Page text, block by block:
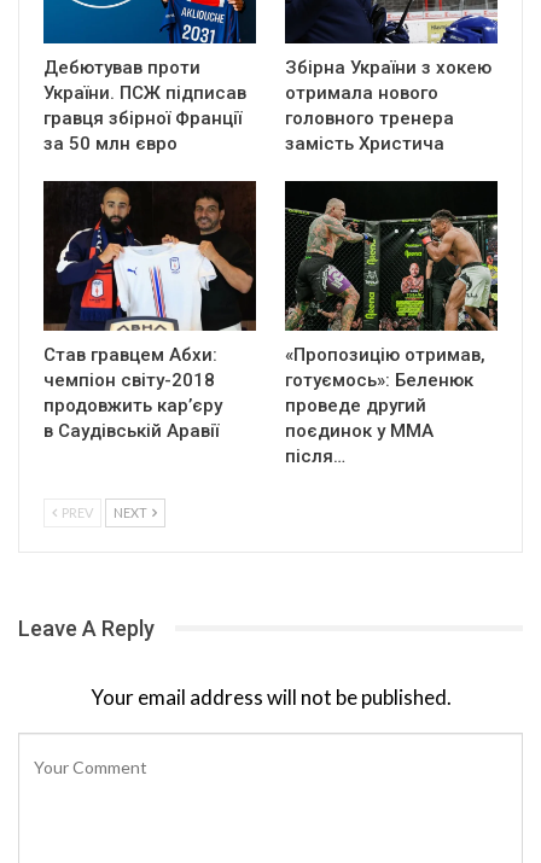
Дебютував проти
України. ПСЖ підписав
гравця збірної Франції
за 50 млн євро
Збірна України з хокею
отримала нового
головного тренера
замість Христича
Став гравцем Абхи:
чемпіон світу-2018
продовжить кар’єру
в Саудівській Аравії
«Пропозицію отримав,
готуємось»: Беленюк
проведе другий
поєдинок у ММА
після…
PREV NEXT
Leave A Reply
Your email address will not be published.